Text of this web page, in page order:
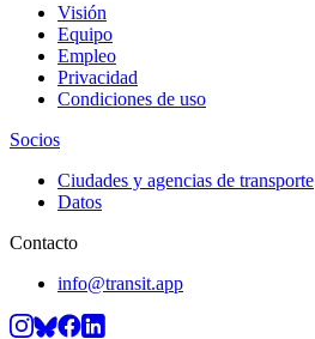
Visión
Equipo
Empleo
Privacidad
Condiciones de uso
Socios
Ciudades y agencias de transporte
Datos
Contacto
info@transit.app